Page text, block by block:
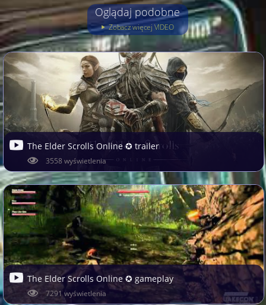
Oglądaj podobne
Zobacz więcej VIDEO
The Elder Scrolls Online ✪ trailer
3558 wyświetlenia
The Elder Scrolls Online ✪ gameplay
7291 wyświetlenia